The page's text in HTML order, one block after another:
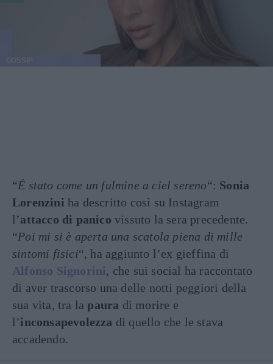
“É stato come un fulmine a ciel sereno“: Sonia
Lorenzini ha descritto così su Instagram
l’attacco di panico vissuto la sera precedente.
“Poi mi si è aperta una scatola piena di mille
sintomi fisici“, ha aggiunto l’ex gieffina di
Alfonso Signorini, che sui social ha raccontato
di aver trascorso una delle notti peggiori della
sua vita, tra lapaura di morire e
l’inconsapevolezza di quello che le stava
accadendo.